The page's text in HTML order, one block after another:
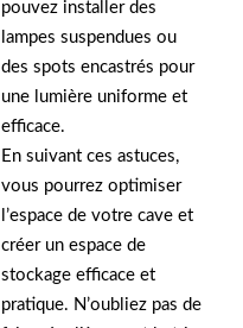
pouvez installer des
lampes suspendues ou
des spots encastrés pour
une lumière uniforme et
efficace.
En suivant ces astuces,
vous pourrez optimiser
l’espace de votre cave et
créer un espace de
stockage efficace et
pratique. N’oubliez pas de